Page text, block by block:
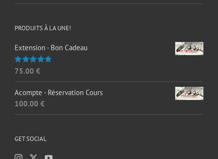
PRODUITS À LA UNE!
Extension - Bon Cadeau
Note5.00
75.00 €
Acompte - Réservation Cours
100.00 €
GET SOCIAL